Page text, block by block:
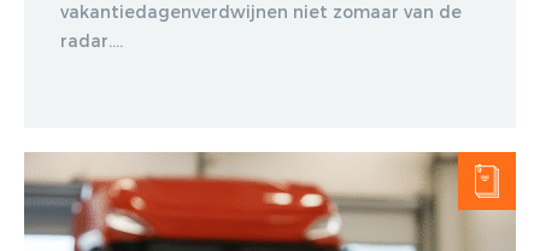
vakantiedagenverdwijnen niet zomaar van de
radar....